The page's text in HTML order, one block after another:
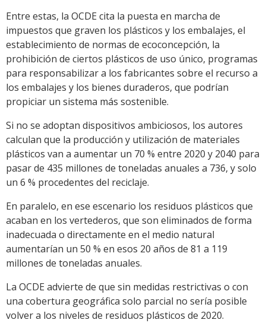
Entre estas, la OCDE cita la puesta en marcha de
impuestos que graven los plásticos y los embalajes, el
establecimiento de normas de ecoconcepción, la
prohibición de ciertos plásticos de uso único, programas
para responsabilizar a los fabricantes sobre el recurso a
los embalajes y los bienes duraderos, que podrían
propiciar un sistema más sostenible.
Si no se adoptan dispositivos ambiciosos, los autores
calculan que la producción y utilización de materiales
plásticos van a aumentar un 70 % entre 2020 y 2040 para
pasar de 435 millones de toneladas anuales a 736, y solo
un 6 % procedentes del reciclaje.
En paralelo, en ese escenario los residuos plásticos que
acaban en los vertederos, que son eliminados de forma
inadecuada o directamente en el medio natural
aumentarían un 50 % en esos 20 años de 81 a 119
millones de toneladas anuales.
La OCDE advierte de que sin medidas restrictivas o con
una cobertura geográfica solo parcial no sería posible
volver a los niveles de residuos plásticos de 2020.